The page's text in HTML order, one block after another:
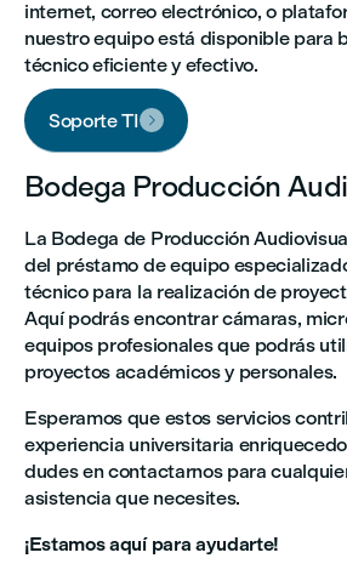
internet, correo electrónico, o
nuestro equipo está disponible para
técnico eficiente y efectivo.
Soporte TI 
Bodega Producción
La Bodega de Producción
del préstamo de equipo
técnico para la realización de
Aquí podrás encontrar cámaras,
equipos profesionales que podrás
proyectos académicos y personales.
Esperamos que estos servicios
experiencia universitaria
dudes en contactarnos para
asistencia que necesites.
¡Estamos aquí para ayudarte!